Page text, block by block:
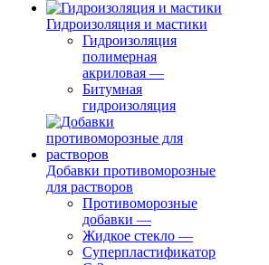
Гидроизоляция и мастики
Гидроизоляция
полимерная
акриловая —
Битумная
гидроизоляция
Добавки противоморозные
для растворов
Противоморозные
добавки —
Жидкое стекло —
Суперпластификатор